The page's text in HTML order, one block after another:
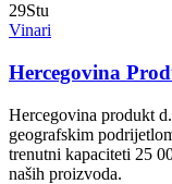
29Stu
Vinari
Hercegovina
Hercegovina produkt
geografskim
trenutni kapaciteti 25
naših proizvoda.